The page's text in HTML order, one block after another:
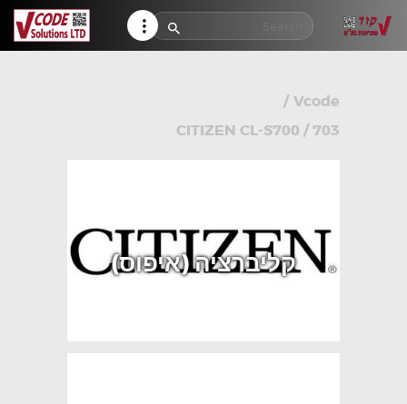
HELP CENTER
Vcode
/
CITIZEN CL-S700 / 703
קליברציה (איפוס)